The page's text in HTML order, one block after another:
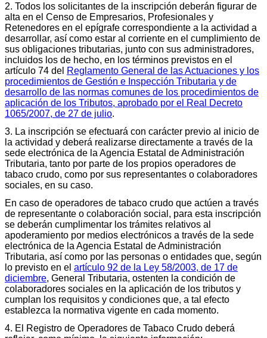
2. Todos los solicitantes de la inscripción deberán figurar de
alta en el Censo de Empresarios, Profesionales y
Retenedores en el epígrafe correspondiente a la actividad a
desarrollar, así como estar al corriente en el cumplimiento de
sus obligaciones tributarias, junto con sus administradores,
incluidos los de hecho, en los términos previstos en el
artículo 74 del Reglamento General de las Actuaciones y los
procedimientos de Gestión e Inspección Tributaria y de
desarrollo de las normas comunes de los procedimientos de
aplicación de los Tributos, aprobado por el Real Decreto
1065/2007, de 27 de julio.
3. La inscripción se efectuará con carácter previo al inicio de
la actividad y deberá realizarse directamente a través de la
sede electrónica de la Agencia Estatal de Administración
Tributaria, tanto por parte de los propios operadores de
tabaco crudo, como por sus representantes o colaboradores
sociales, en su caso.
En caso de operadores de tabaco crudo que actúen a través
de representante o colaboración social, para esta inscripción
se deberán cumplimentar los trámites relativos al
apoderamiento por medios electrónicos a través de la sede
electrónica de la Agencia Estatal de Administración
Tributaria, así como por las personas o entidades que, según
lo previsto en el artículo 92 de la Ley 58/2003, de 17 de
diciembre, General Tributaria, ostenten la condición de
colaboradores sociales en la aplicación de los tributos y
cumplan los requisitos y condiciones que, a tal efecto
establezca la normativa vigente en cada momento.
4. El Registro de Operadores de Tabaco Crudo deberá